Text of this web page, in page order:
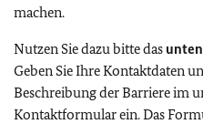
machen.
Nutzen Sie dazu bitte das
Geben Sie Ihre Kontaktdaten
Beschreibung der Barriere im
Kontaktformular ein. Das